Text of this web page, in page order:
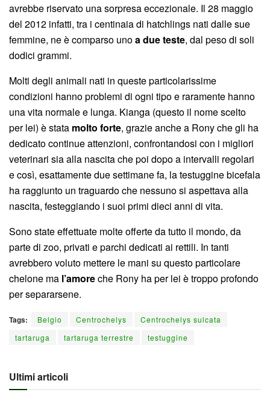
avrebbe riservato una sorpresa eccezionale. Il 28 maggio
del 2012 infatti, tra i centinaia di hatchlings nati dalle sue
femmine, ne è comparso unoa due teste, dal peso di soli
dodici grammi.
Molti degli animali nati in queste particolarissime
condizioni hanno problemi di ogni tipo e raramente hanno
una vita normale e lunga. Kianga (questo il nome scelto
per lei) è stata molto forte, grazie anche a Rony che gli ha
dedicato continue attenzioni, confrontandosi con i migliori
veterinari sia alla nascita che poi dopo a intervalli regolari
e così, esattamente due settimane fa, la testuggine bicefala
ha raggiunto un traguardo che nessuno si aspettava alla
nascita, festeggiando i suoi primi dieci anni di vita.
Sono state effettuate molte offerte da tutto il mondo, da
parte di zoo, privati e parchi dedicati ai rettili. In tanti
avrebbero voluto mettere le mani su questo particolare
chelone ma l’amoreche Rony ha per lei è troppo profondo
per separarsene.
Tags: Belgio Centrochelys
Centrochelys sulcata
tartaruga
tartaruga terrestre testuggine
Ultimi articoli